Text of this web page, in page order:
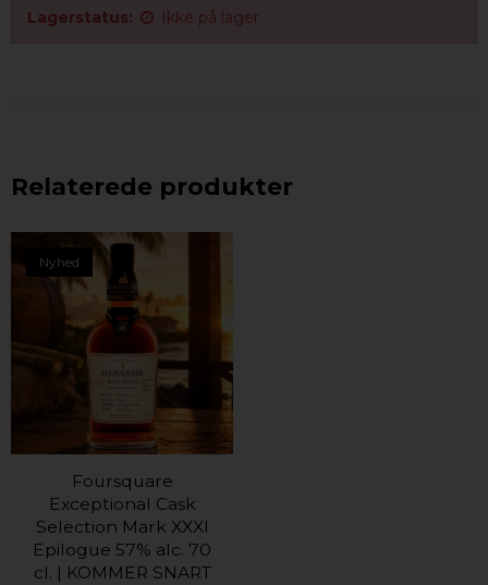
Lagerstatus: Ikke på lager
Relaterede produkter
Nyhed
Foursquare
Exceptional Cask
Selection Mark XXXI
Epilogue 57% alc. 70
cl. | KOMMER SNART